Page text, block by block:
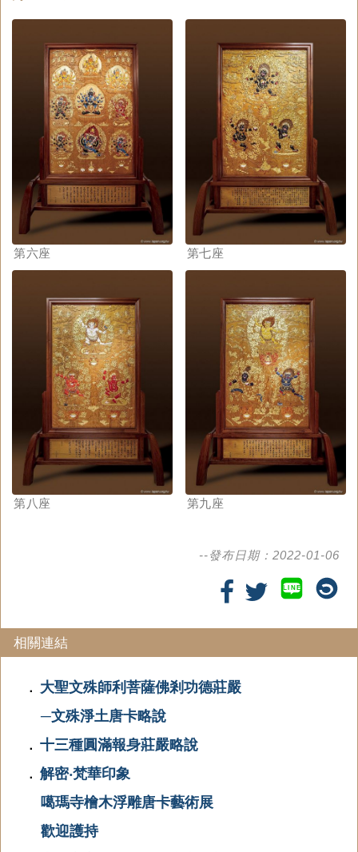
第六座 第七座
第八座 第九座
--發布日期：2022-01-06
LINE
相關連結
． 大聖文殊師利菩薩佛剎功德莊嚴
─文殊淨土唐卡略說
． 十三種圓滿報身莊嚴略說
． 解密‧梵華印象
噶瑪寺檜木浮雕唐卡藝術展
歡迎護持